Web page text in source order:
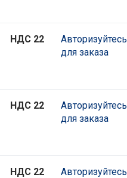
НДС 22
Авторизуйтесь
для заказа
НДС 22
Авторизуйтесь
для заказа
НДС 22
Авторизуйтесь